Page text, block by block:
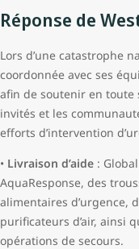
Réponse de
Lors d’une catastrophe
coordonnée avec ses
afin de soutenir en toute
invités et les
efforts d’intervention
• Livraison d’aide :
AquaResponse, des
alimentaires d’urgence,
purificateurs d’air, ainsi
opérations de secours.